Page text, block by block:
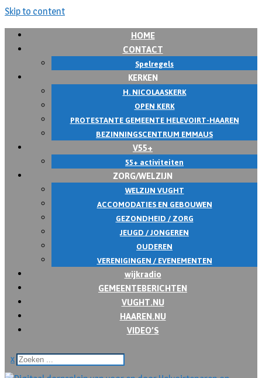
Skip to content
HOME
CONTACT
Spelregels
KERKEN
H. NICOLAASKERK
OPEN KERK
PROTESTANTE GEMEENTE HELEVOIRT-HAAREN
BEZINNINGSCENTRUM EMMAUS
V55+
55+ activiteiten
ZORG/WELZIJN
WELZIJN VUGHT
ACCOMODATIES EN GEBOUWEN
GEZONDHEID / ZORG
JEUGD / JONGEREN
OUDEREN
VERENIGINGEN / EVENEMENTEN
wijkradio
GEMEENTEBERICHTEN
VUGHT.NU
HAAREN.NU
VIDEO’S
x